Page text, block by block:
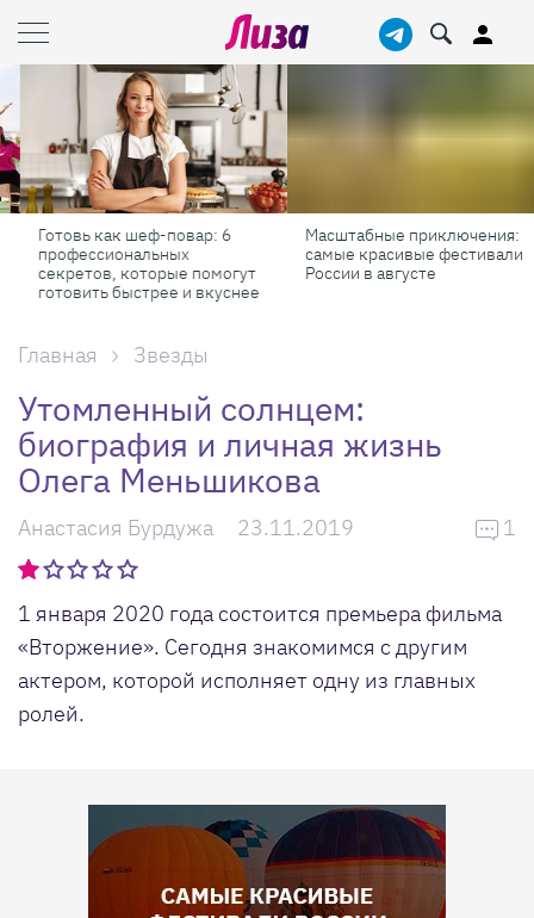
Готовь как шеф-повар: 6
профессиональных
секретов, которые помогут
готовить быстрее и вкуснее
Масштабные приключения:
самые красивые фестивали
России в августе
Главная Звезды
Утомленный солнцем:
биография и личная жизнь
Олега Меньшикова
Анастасия Бурдужа 23.11.2019 1
1 января 2020 года состоится премьера фильма
«Вторжение». Сегодня знакомимся с другим
актером, которой исполняет одну из главных
ролей.